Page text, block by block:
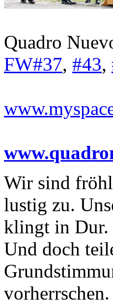
Quadro
FW#37, #43,
Wir sind
lustig zu.
klingt in Dur.
Und doch
vorherrschen.